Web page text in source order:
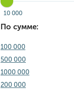
10 000
По сумме:
100 000
500 000
1000 000
200 000